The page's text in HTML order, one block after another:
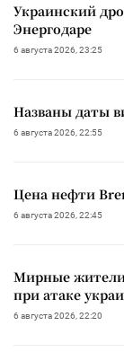
Украинский
Энергодаре
6 августа 2026, 23:25
Названы даты
6 августа 2026, 22:55
Цена нефти
6 августа 2026, 22:45
Мирные жители
при атаке
6 августа 2026, 22:20